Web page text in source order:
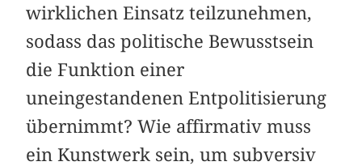
wirklichen Einsatz teilzunehmen,
sodass das politische Bewusstsein
die Funktion einer
uneingestandenen Entpolitisierung
übernimmt? Wie affirmativ muss
ein Kunstwerk sein, um subversiv